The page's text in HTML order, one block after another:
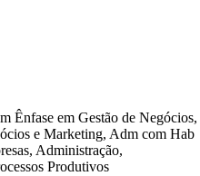
Ênfase em Gestão de Negócios,
e Marketing, Adm com Hab
Administração,
Produtivos